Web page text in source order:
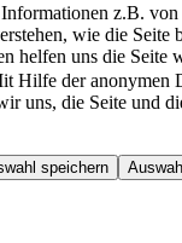
z.B.
wie die Seite
helfen uns die Seite
Hilfe der anonymen
uns, die Seite und
speichern